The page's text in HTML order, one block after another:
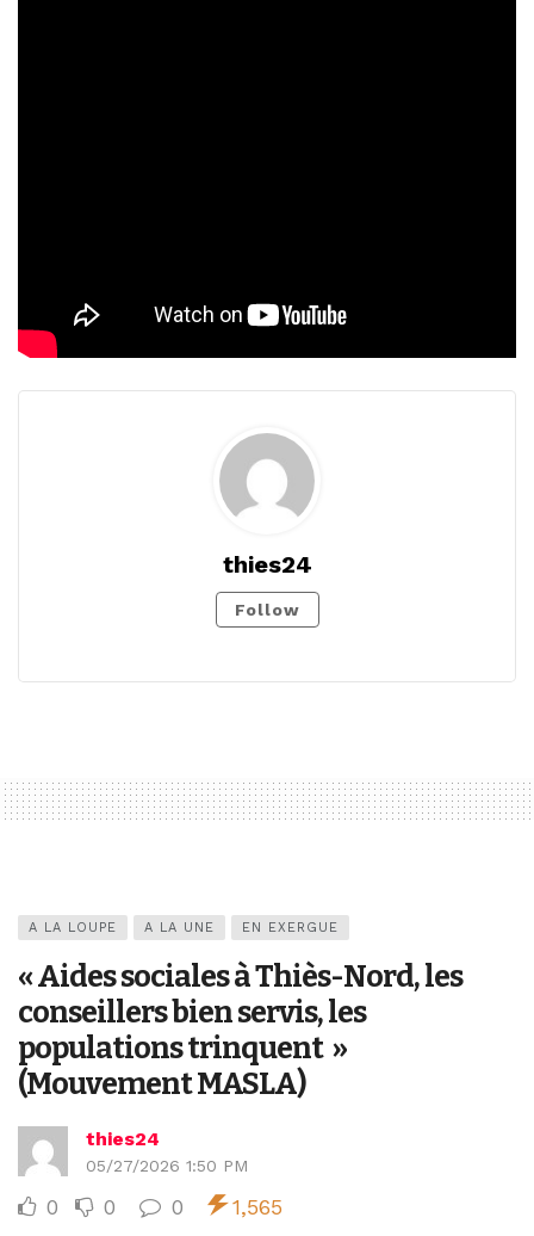
thies24
Follow
A LA LOUPE A LA UNE EN EXERGUE
« Aides sociales à Thiès-Nord, les
conseillers bien servis, les
populations trinquent »
(Mouvement MASLA)
thies24
05/27/2026 1:50 PM
0 0 0 1,565